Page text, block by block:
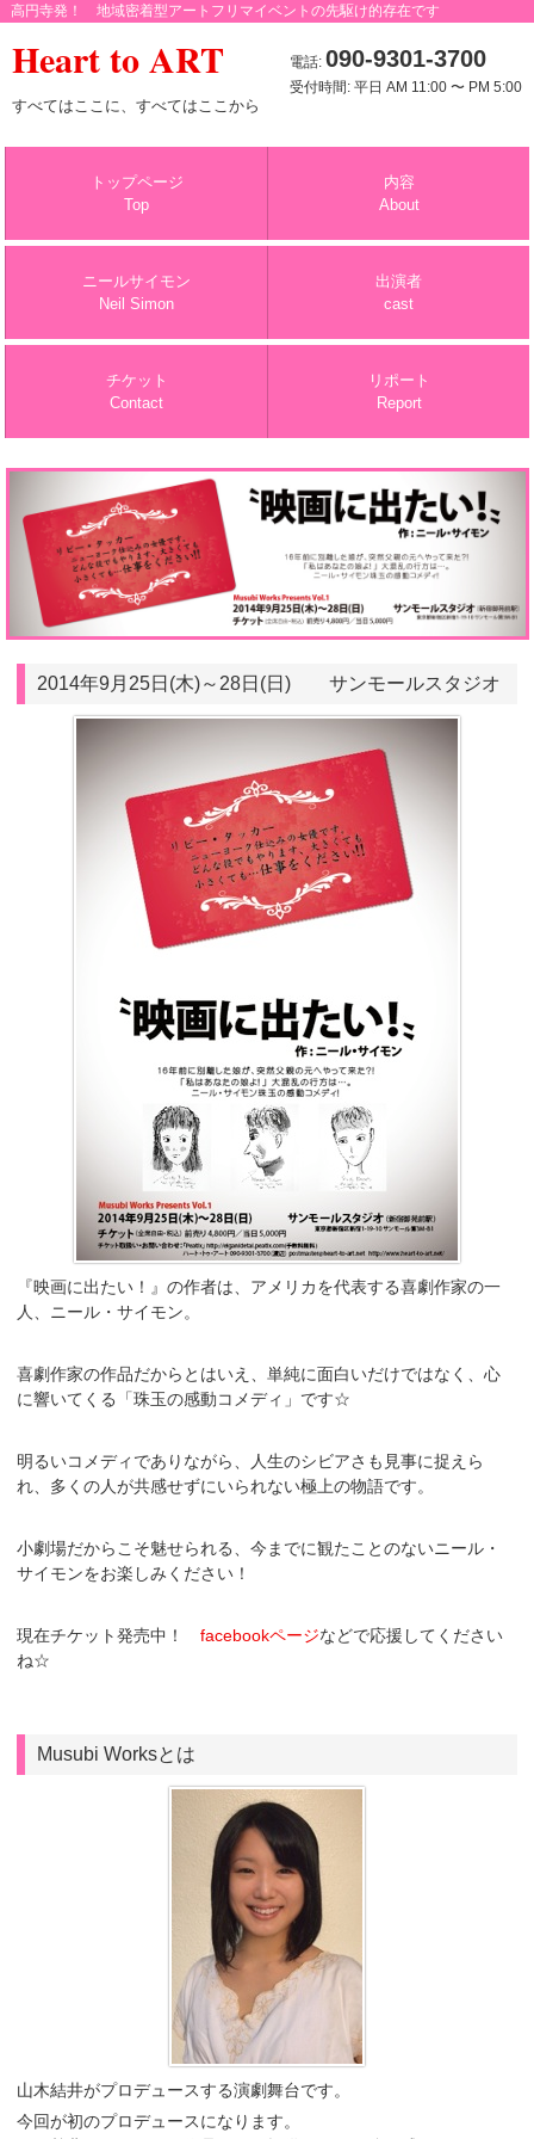
高円寺発！ 地域密着型アートフリマイベントの先駆け的存在です
Heart to ART
すべてはここに、すべてはここから
電話: 090-9301-3700
受付時間: 平日 AM 11:00 〜 PM 5:00
トップページ
Top
内容
About
ニールサイモン
Neil Simon
出演者
cast
チケット
Contact
リポート
Report
2014年9月25日(木)～28日(日) サンモールスタジオ
『映画に出たい！』の作者は、アメリカを代表する喜劇作家の一
人、ニール・サイモン。
喜劇作家の作品だからとはいえ、単純に面白いだけではなく、心
に響いてくる「珠玉の感動コメディ」です☆
明るいコメディでありながら、人生のシビアさも見事に捉えら
れ、多くの人が共感せずにいられない極上の物語です。
小劇場だからこそ魅せられる、今までに観たことのないニール・
サイモンをお楽しみください！
現在チケット発売中！facebookページなどで応援してください
ね☆
Musubi Worksとは
山木結井がプロデュースする演劇舞台です。
今回が初のプロデュースになります。